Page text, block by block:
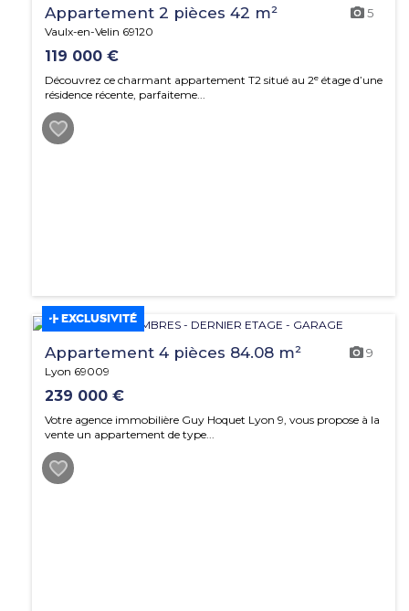
Appartement 2 pièces 42 m² 5
Vaulx-en-Velin 69120
119 000 €
Découvrez ce charmant appartement T2 situé au 2ᵉ étage d’une
résidence récente, parfaiteme...
EXCLUSIVITÉ
Appartement 4 pièces 84.08 m² 9
Lyon 69009
239 000 €
Votre agence immobilière Guy Hoquet Lyon 9, vous propose à la
vente un appartement de type...